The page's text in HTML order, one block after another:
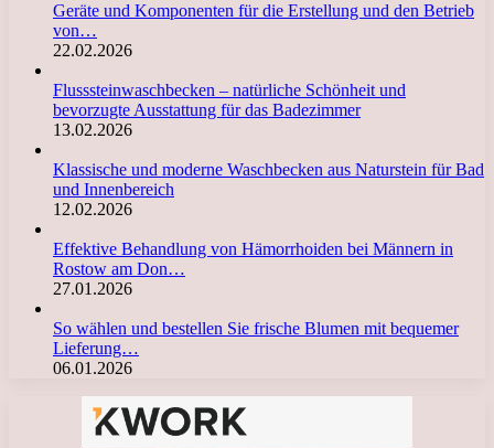
Geräte und Komponenten für die Erstellung und den Betrieb
von…
22.02.2026
Flusssteinwaschbecken – natürliche Schönheit und
bevorzugte Ausstattung für das Badezimmer
13.02.2026
Klassische und moderne Waschbecken aus Naturstein für Bad
und Innenbereich
12.02.2026
Effektive Behandlung von Hämorrhoiden bei Männern in
Rostow am Don…
27.01.2026
So wählen und bestellen Sie frische Blumen mit bequemer
Lieferung…
06.01.2026